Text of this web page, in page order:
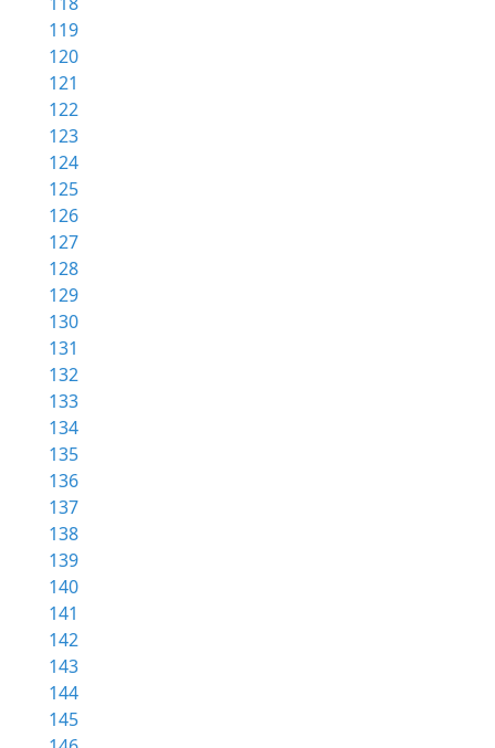
119
120
121
122
123
124
125
126
127
128
129
130
131
132
133
134
135
136
137
138
139
140
141
142
143
144
145